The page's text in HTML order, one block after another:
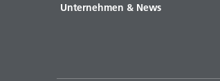
Unternehmen & News